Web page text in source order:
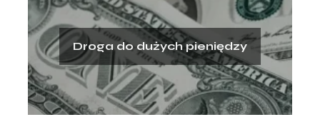
Droga do dużych pieniędzy